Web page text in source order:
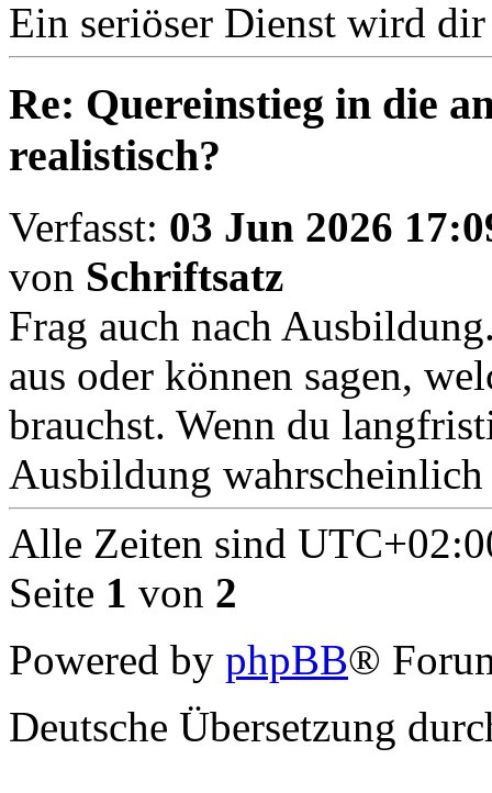
Ein seriöser Dienst wird
Re: Quereinstieg in die
realistisch?
Verfasst: 03 Jun 2026
von Schriftsatz
Frag auch nach
aus oder können sagen,
brauchst. Wenn du
Ausbildung wahrscheinlich
Alle Zeiten sind
Seite 1 von 2
Powered by phpBB®
Deutsche Übersetzung